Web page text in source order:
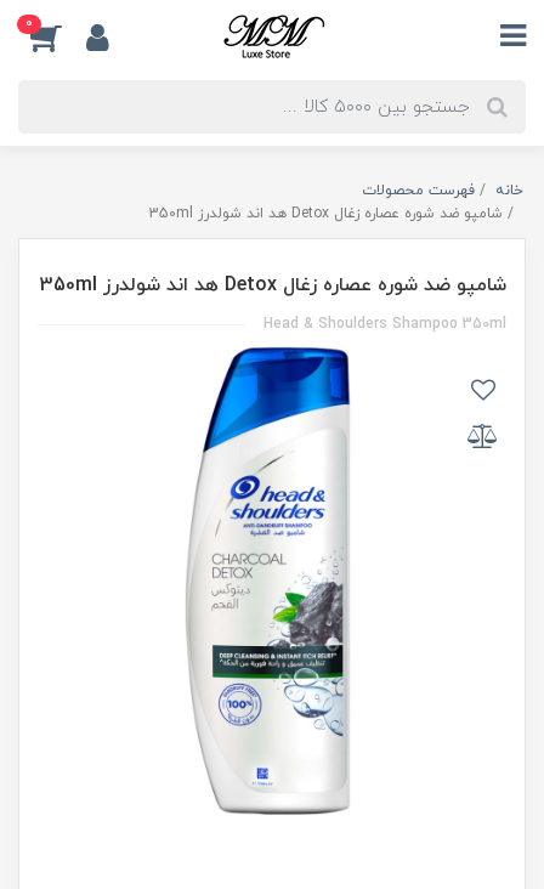
0
خانه
فهرست محصولات
شامپو ضد شوره عصاره زغال Detox هد اند شولدرز 350ml
شامپو ضد شوره عصاره زغال Detox هد اند شولدرز 350ml
Head & Shoulders Shampoo 350ml